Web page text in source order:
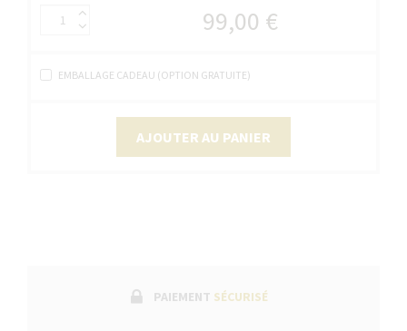
99,00 €
EMBALLAGE CADEAU (OPTION GRATUITE)
AJOUTER AU PANIER
PAIEMENT SÉCURISÉ